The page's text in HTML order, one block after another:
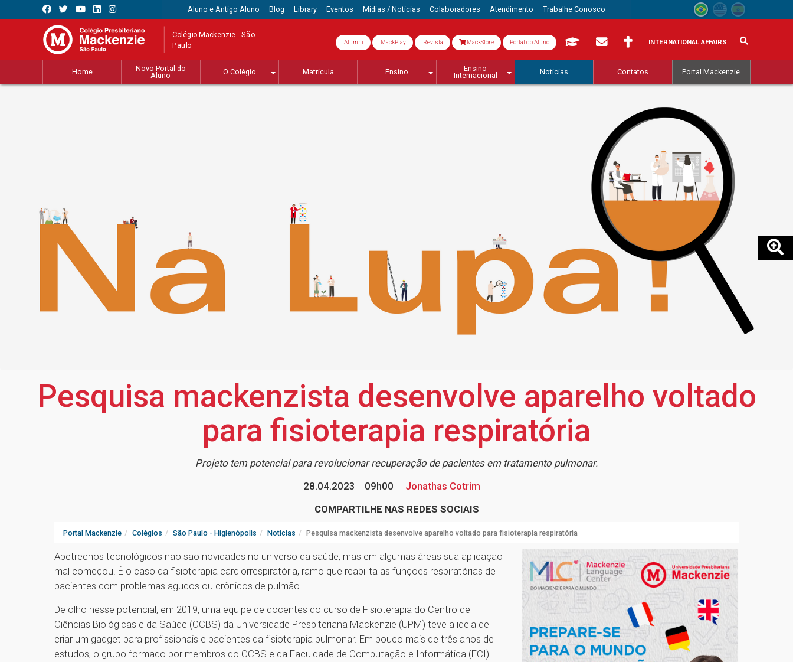
Aluno e Antigo Aluno Blog Library Eventos Mídias / Notícias Colaboradores Atendimento Trabalhe Conosco
Colégio Mackenzie - São
Paulo Alumni MackPlay Revista MackStore Portal do Aluno INTERNATIONAL AFFAIRS
Home
Novo Portal do
Aluno
O Colégio Matrícula Ensino
Ensino
Internacional
Notícias Contatos Portal Mackenzie
Pesquisa mackenzista desenvolve aparelho voltado
para fisioterapia respiratória
Projeto tem potencial para revolucionar recuperação de pacientes em tratamento pulmonar.
28.04.2023
09h00
Jonathas Cotrim
COMPARTILHE NAS REDES SOCIAIS
Portal Mackenzie Colégios São Paulo - Higienópolis Notícias Pesquisa mackenzista desenvolve aparelho voltado para fisioterapia respiratória
Apetrechos tecnológicos não são novidades no universo da saúde, mas em algumas áreas sua aplicação
mal começou. É o caso da fisioterapia cardiorrespiratória, ramo que reabilita as funções respiratórias de
pacientes com problemas agudos ou crônicos de pulmão.
De olho nesse potencial, em 2019, uma equipe de docentes do curso de Fisioterapia do Centro de
Ciências Biológicas e da Saúde (CCBS) da Universidade Presbiteriana Mackenzie (UPM) teve a ideia de
criar um gadget para profissionais e pacientes da fisioterapia pulmonar. Em pouco mais de três anos de
estudos, o grupo formado por membros do CCBS e da Faculdade de Computação e Informática (FCI)